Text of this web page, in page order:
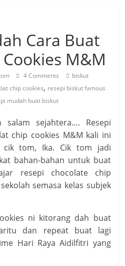
Cara Buat
M&M
4 Comments
biskut
chip cookies, resepi biskut famous
mudah buat biskut
salam sejahtera…. Resepi
chip cookies M&M kali ini
tom, Ika. Cik tom jadi
bahan-bahan untuk buat
resepi chocolate chip
semasa kelas subjek
ni kitorang dah buat
dan repeat buat lagi
Hari Raya Aidilfitri yang